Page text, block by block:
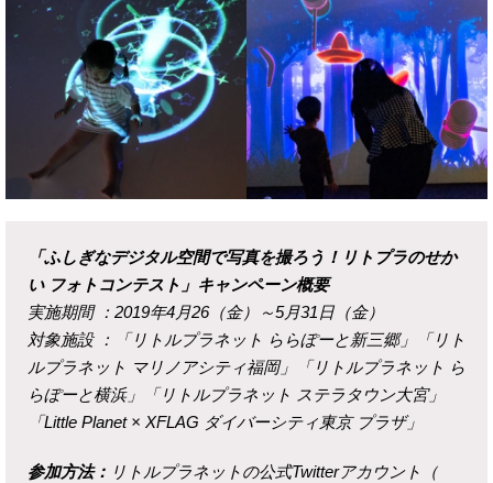
「ふしぎなデジタル空間で写真を撮ろう！リトプラのせか
い フォトコンテスト」キャンペーン概要
実施期間 ：2019年4月26（金）～5月31日（金）
対象施設 ：「リトルプラネット ららぽーと新三郷」「リト
ルプラネット マリノアシティ福岡」「リトルプラネット ら
らぽーと横浜」「リトルプラネット ステラタウン大宮」
「Little Planet × XFLAG ダイバーシティ東京 プラザ」
参加方法： リトルプラネットの公式Twitterアカウント（